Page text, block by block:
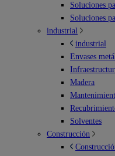
Soluciones
Soluciones
industrial
industrial
Envases
Madera
Solventes
Construcción